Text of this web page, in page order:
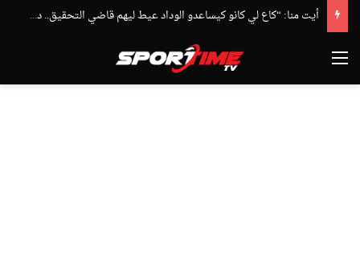
أيت منا: “كاع لي كانو كيساعدو الوداد عيط ليهم قاضي التحقيق.. دابا حتى شي واحد ما بقا باغي يعاون”
القائمة